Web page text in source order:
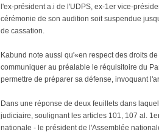
l'ex-président a.i de l'UDPS, ex-1er vice-
cérémonie de son audition soit suspendue
de cassation.
Kabund note aussi qu'«en respect des droits
communiquer au préalable le réquisitoire du
permettre de préparer sa défense, invoquant
Dans une réponse de deux feuillets dans
judiciaire, soulignant les articles 101, 107 al.
nationale - le président de l'Assemblée